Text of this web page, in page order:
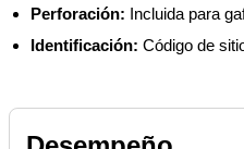
Perforación: Incluida para
Identificación: Código de